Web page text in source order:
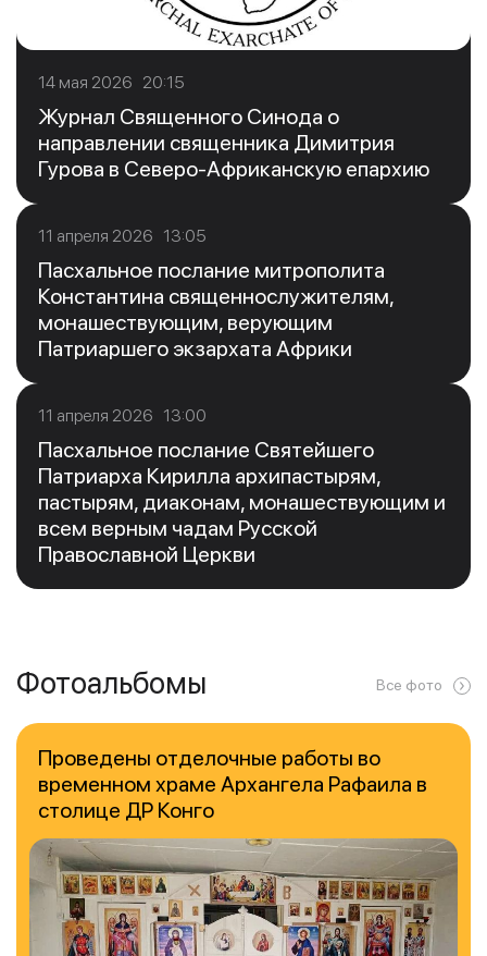
14 мая 2026 20:15
Журнал Священного Синода о
направлении священника Димитрия
Гурова в Северо-Африканскую епархию
11 апреля 2026 13:05
Пасхальное послание митрополита
Константина священнослужителям,
монашествующим, верующим
Патриаршего экзархата Африки
11 апреля 2026 13:00
Пасхальное послание Святейшего
Патриарха Кирилла архипастырям,
пастырям, диаконам, монашествующим и
всем верным чадам Русской
Православной Церкви
Фотоальбомы Все фото
Проведены отделочные работы во
временном храме Архангела Рафаила в
столице ДР Конго